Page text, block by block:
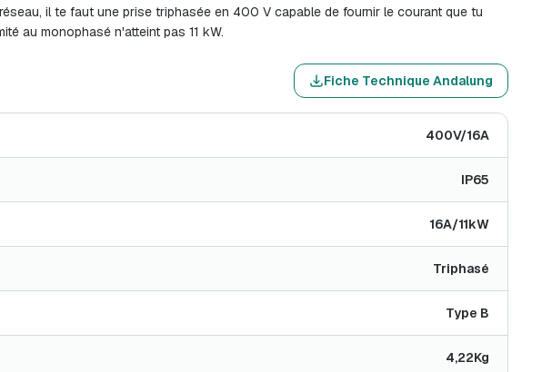
il te faut une prise triphasée en 400 V capable de fournir le courant que tu
au monophasé n'atteint pas 11 kW.
Fiche Technique Andalung
400V/16A
IP65
16A/11kW
Triphasé
Type B
4,22Kg